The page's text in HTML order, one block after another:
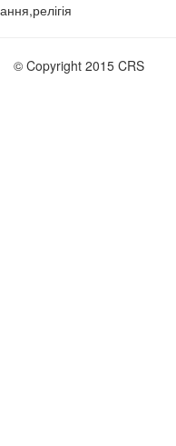
© Copyright 2015 CRS